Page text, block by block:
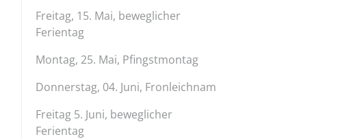
Freitag, 15. Mai, beweglicher
Ferientag
Montag, 25. Mai, Pfingstmontag
Donnerstag, 04. Juni, Fronleichnam
Freitag 5. Juni, beweglicher
Ferientag